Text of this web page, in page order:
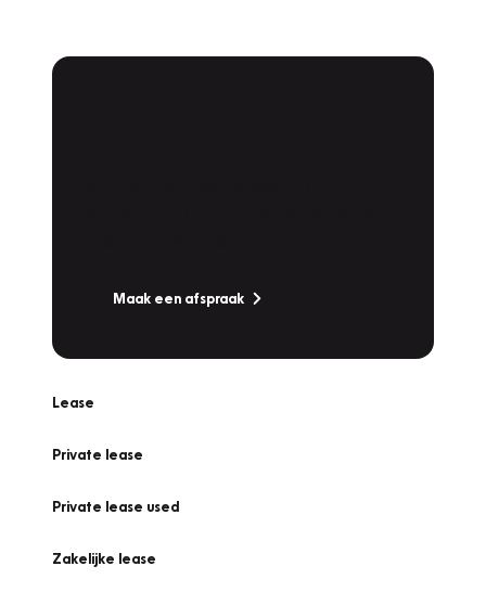
Maak een afspraak
Lease
Private lease
Private lease used
Zakelijke lease